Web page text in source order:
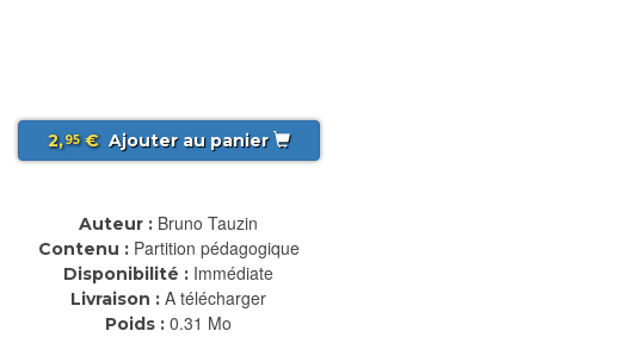
2,95€ Ajouter au panier
Auteur : Bruno Tauzin
Contenu : Partition pédagogique
Disponibilité : Immédiate
Livraison : A télécharger
Poids : 0.31 Mo